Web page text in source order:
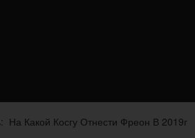
На Какой Косгу Отнести Фреон В 2019г